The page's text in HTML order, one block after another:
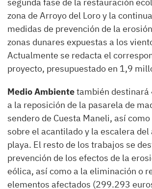
zona de Arroyo del Loro y la
medidas de prevención de la
zonas dunares expuestas a los
Actualmente se redacta el
proyecto, presupuestado en 1,9
Medio Ambientetambién
a la reposición de la pasarela de
sendero de Cuesta Maneli, así
sobre el acantilado y la escalera del
playa. El resto de los trabajos se
prevención de los efectos de la
eólica, así como a la eliminación o
elementos afectados (299.293